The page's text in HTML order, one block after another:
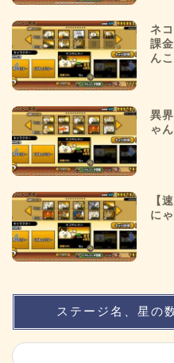
ネ
課
ん
異
ゃ
【
に
ステージ名、星の